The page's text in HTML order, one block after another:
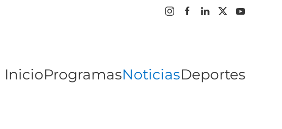
InicioProgramasNoticiasDeportes